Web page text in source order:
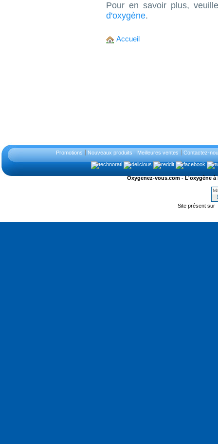
Pour en savoir plus,
d'oxygène.
Accueil
Promotions Nouveaux produits Meilleures ventes Contactez-
Oxygenez-vous.com - L'oxygène
Site présent sur